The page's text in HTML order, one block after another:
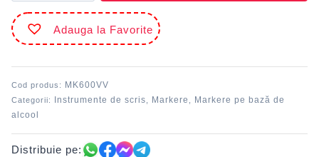
Verde
viridian
DACO
Adauga la Favorite
Cod produs: MK600VV
Categorii: Instrumente de scris Markere
Markere pe bază de
alcool
Distribuie pe: